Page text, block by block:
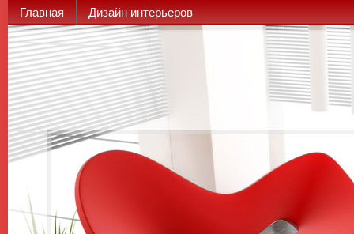
Главная Дизайн интерьеров